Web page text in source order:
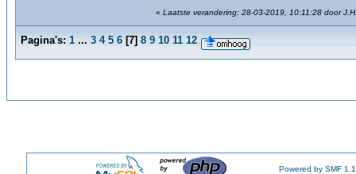
« Laatste verandering: 28-03-2019, 10:11:28 door
Pagina's: 1 ... 3 4 5 6 [7] 8 9 10 11 12
Powered by SMF